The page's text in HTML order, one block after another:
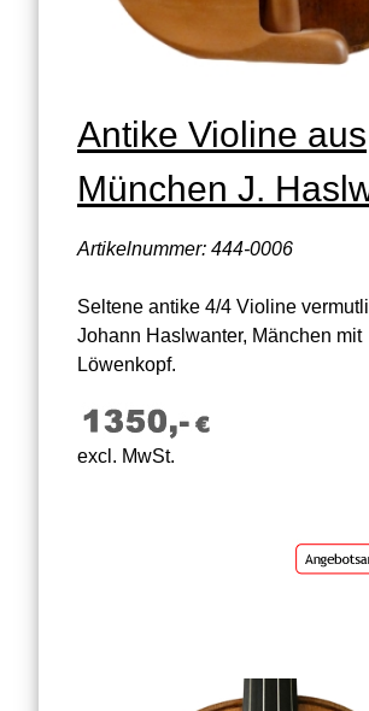
Antike Violine aus
München J.
Artikelnummer: 444-0006
Seltene antike 4/4 Violine
Johann Haslwanter, Mänchen mit
Löwenkopf.
excl. MwSt.